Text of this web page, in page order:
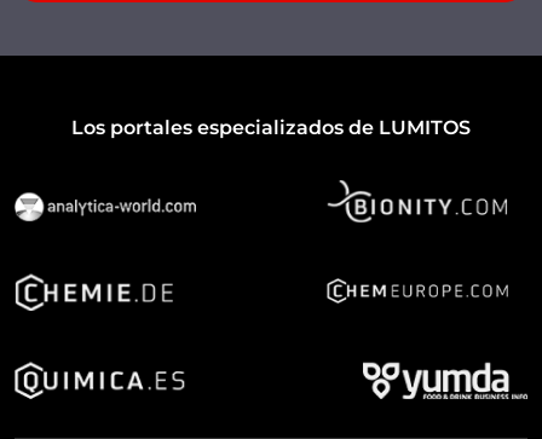
Los portales especializados de LUMITOS